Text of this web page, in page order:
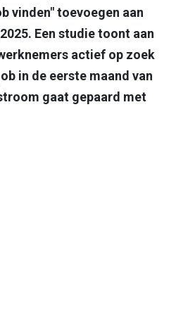
vinden" toevoegen aan
Een studie toont aan
actief op zoek
in de eerste maand van
gaat gepaard met